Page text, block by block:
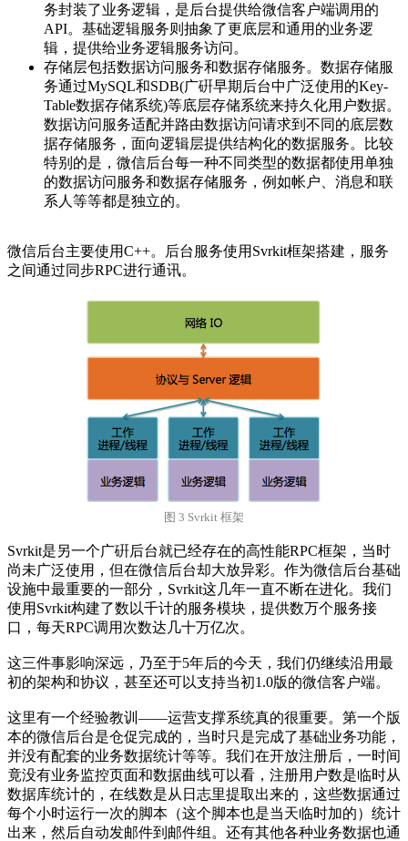
务封装了业务逻辑，是后台提供给微信客户端调用的
API。基础逻辑服务则抽象了更底层和通用的业务逻
辑，提供给业务逻辑服务访问。
存储层包括数据访问服务和数据存储服务。数据存储服
务通过MySQL和SDB(广硏早期后台中广泛使用的Key-
Table数据存储系统)等底层存储系统来持久化用户数据。
数据访问服务适配并路由数据访问请求到不同的底层数
据存储服务，面向逻辑层提供结构化的数据服务。比较
特别的是，微信后台每一种不同类型的数据都使用单独
的数据访问服务和数据存储服务，例如帐户、消息和联
系人等等都是独立的。
微信后台主要使用C++。后台服务使用Svrkit框架搭建，服务
之间通过同步RPC进行通讯。
图 3 Svrkit 框架
Svrkit是另一个广硏后台就已经存在的高性能RPC框架，当时
尚未广泛使用，但在微信后台却大放异彩。作为微信后台基础
设施中最重要的一部分，Svrkit这几年一直不断在进化。我们
使用Svrkit构建了数以千计的服务模块，提供数万个服务接
口，每天RPC调用次数达几十万亿次。
这三件事影响深远，乃至于5年后的今天，我们仍继续沿用最
初的架构和协议，甚至还可以支持当初1.0版的微信客户端。
这里有一个经验教训——运营支撑系统真的很重要。第一个版
本的微信后台是仓促完成的，当时只是完成了基础业务功能，
并没有配套的业务数据统计等等。我们在开放注册后，一时间
竟没有业务监控页面和数据曲线可以看，注册用户数是临时从
数据库统计的，在线数是从日志里提取出来的，这些数据通过
每个小时运行一次的脚本（这个脚本也是当天临时加的）统计
出来，然后自动发邮件到邮件组。还有其他各种业务数据也通